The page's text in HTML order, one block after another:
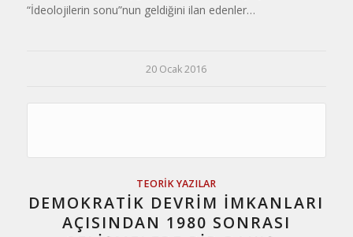
“İdeolojilerin sonu”nun geldiğini ilan edenler…
20 Ocak 2016
TEORIK YAZILAR
DEMOKRATİK DEVRİM İMKANLARI
AÇISINDAN 1980 SONRASI